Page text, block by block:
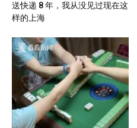
送快递 8 年，我从没见过现在这
样的上海